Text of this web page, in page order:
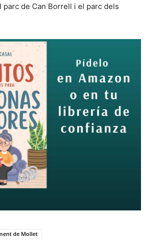
parc de Can Borrell i el parc dels
de Mollet